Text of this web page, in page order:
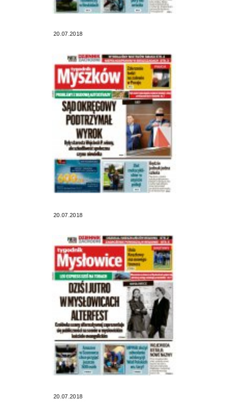
20.07.2018
20.07.2018
20.07.2018